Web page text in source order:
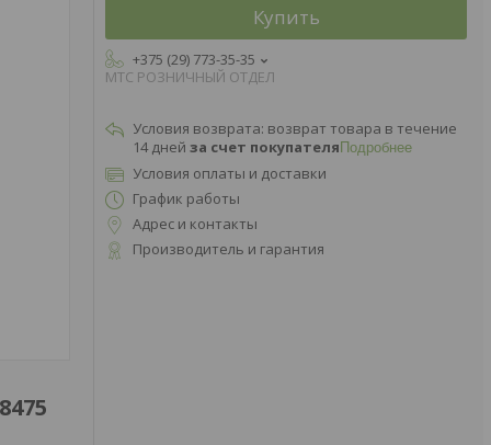
Купить
+375 (29) 773-35-35
МТС РОЗНИЧНЫЙ ОТДЕЛ
возврат товара в течение
14 дней за счет покупателя Подробнее
Условия оплаты и доставки
График работы
Адрес и контакты
Производитель и гарантия